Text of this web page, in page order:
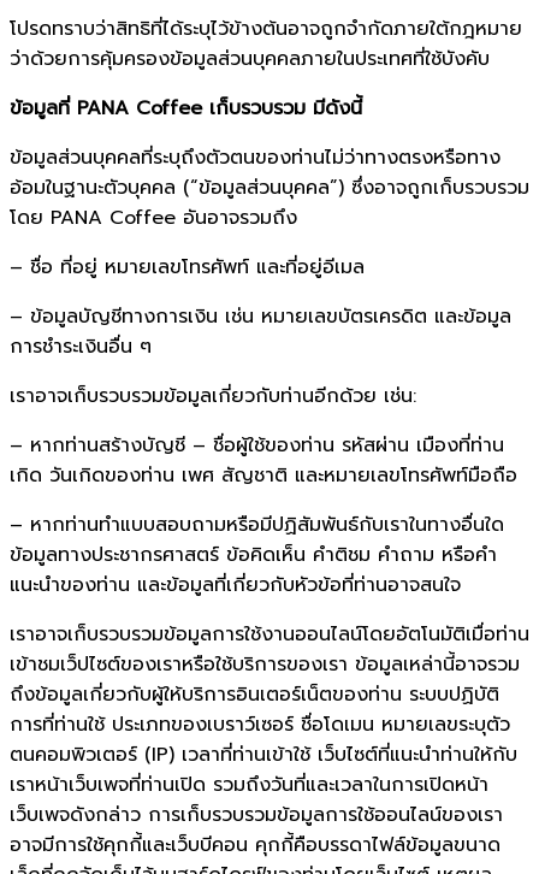
โปรดทราบว่าสิทธิที่ได้ระบุไว้ข้างต้นอาจถูกจำกัดภายใต้กฎหมาย
ว่าด้วยการคุ้มครองข้อมูลส่วนบุคคลภายในประเทศที่ใช้บังคับ
ข้อมูลที่ PANA Coffee เก็บรวบรวม มีดังนี้
ข้อมูลส่วนบุคคลที่ระบุถึงตัวตนของท่านไม่ว่าทางตรงหรือทาง
อ้อมในฐานะตัวบุคคล (“ข้อมูลส่วนบุคคล”) ซึ่งอาจถูกเก็บรวบรวม
โดย PANA Coffee อันอาจรวมถึง
– ชื่อ ที่อยู่ หมายเลขโทรศัพท์ และที่อยู่อีเมล
– ข้อมูลบัญชีทางการเงิน เช่น หมายเลขบัตรเครดิต และข้อมูล
การชำระเงินอื่น ๆ
เราอาจเก็บรวบรวมข้อมูลเกี่ยวกับท่านอีกด้วย เช่น:
– หากท่านสร้างบัญชี – ชื่อผู้ใช้ของท่าน รหัสผ่าน เมืองที่ท่าน
เกิด วันเกิดของท่าน เพศ สัญชาติ และหมายเลขโทรศัพท์มือถือ
– หากท่านทำแบบสอบถามหรือมีปฏิสัมพันธ์กับเราในทางอื่นใด
ข้อมูลทางประชากรศาสตร์ ข้อคิดเห็น คำติชม คำถาม หรือคำ
แนะนำของท่าน และข้อมูลที่เกี่ยวกับหัวข้อที่ท่านอาจสนใจ
เราอาจเก็บรวบรวมข้อมูลการใช้งานออนไลน์โดยอัตโนมัติเมื่อท่าน
เข้าชมเว็ปไซต์ของเราหรือใช้บริการของเรา ข้อมูลเหล่านี้อาจรวม
ถึงข้อมูลเกี่ยวกับผู้ให้บริการอินเตอร์เน็ตของท่าน ระบบปฏิบัติ
การที่ท่านใช้ ประเภทของเบราว์เซอร์ ชื่อโดเมน หมายเลขระบุตัว
ตนคอมพิวเตอร์ (IP) เวลาที่ท่านเข้าใช้ เว็บไซต์ที่แนะนำท่านให้กับ
เราหน้าเว็บเพจที่ท่านเปิด รวมถึงวันที่และเวลาในการเปิดหน้า
เว็บเพจดังกล่าว การเก็บรวบรวมข้อมูลการใช้ออนไลน์ของเรา
อาจมีการใช้คุกกี้และเว็บบีคอน คุกกี้คือบรรดาไฟล์ข้อมูลขนาด